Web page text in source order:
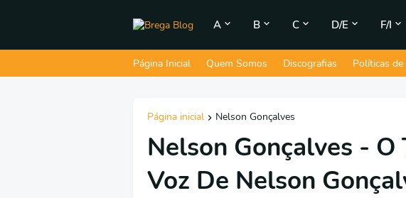
A B C D/E F/I
Página Inicial Quem Somos Discografias Políticas de
Página inicial Nelson Gonçalves
Nelson Gonçalves - O
Voz De Nelson